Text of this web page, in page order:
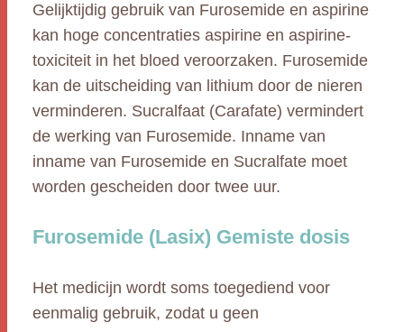
Gelijktijdig gebruik van Furosemide en aspirine
kan hoge concentraties aspirine en aspirine-
toxiciteit in het bloed veroorzaken. Furosemide
kan de uitscheiding van lithium door de nieren
verminderen. Sucralfaat (Carafate) vermindert
de werking van Furosemide. Inname van
inname van Furosemide en Sucralfate moet
worden gescheiden door twee uur.
Furosemide (Lasix) Gemiste dosis
Het medicijn wordt soms toegediend voor
eenmalig gebruik, zodat u geen